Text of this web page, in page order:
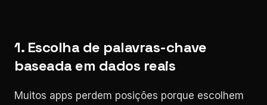
1. Escolha de palavras-chave
baseada em dados reais
Muitos apps perdem posições porque escolhem